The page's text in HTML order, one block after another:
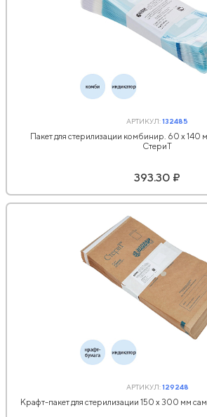
АРТИКУЛ:132485
Пакет для стерилизации комбинир. 60 x 140
СтериТ
393.30 ₽
АРТИКУЛ:129248
Крафт-пакет для стерилизации 150 х 300 мм